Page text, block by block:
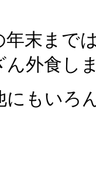
末まで
外食し
にもいろ